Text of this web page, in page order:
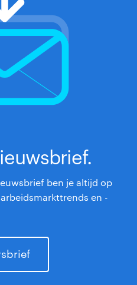
ben je altijd op
en -